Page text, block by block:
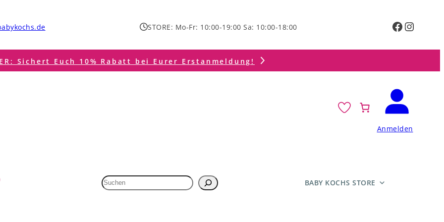
STORE: Mo-Fr: 10:00-19:00 Sa: 10:00-18:00
Sichert Euch 10% Rabatt bei Eurer Erstanmeldung!
Anmelden
Suchen BABY KOCHS STORE